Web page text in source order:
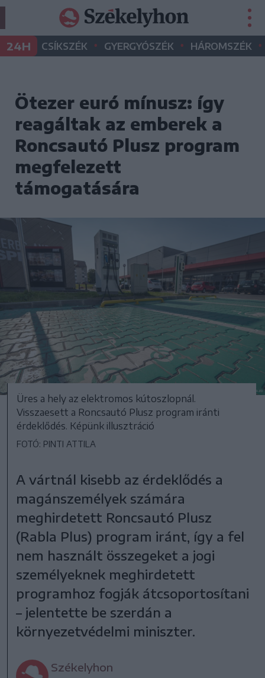
24H CSÍKSZÉK • GYERGYÓSZÉK • HÁROMSZÉK •
Ötezer euró mínusz: így
reagáltak az emberek a
Roncsautó Plusz program
megfelezett
támogatására
Üres a hely az elektromos kútoszlopnál.
Visszaesett a Roncsautó Plusz program iránti
érdeklődés. Képünk illusztráció
FOTÓ: PINTI ATTILA
A vártnál kisebb az érdeklődés a
magánszemélyek számára
meghirdetett Roncsautó Plusz
(Rabla Plus) program iránt, így a fel
nem használt összegeket a jogi
személyeknek meghirdetett
programhoz fogják átcsoportosítani
– jelentette be szerdán a
környezetvédelmi miniszter.
Székelyhon